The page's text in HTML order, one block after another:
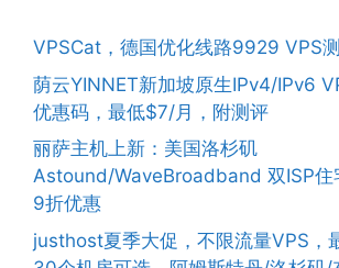
VPSCat，德国优化线路9929 VPS
荫云YINNET新加坡原生IPv4/IPv6
优惠码，最低$7/月，附测评
丽萨主机上新：美国洛杉矶
Astound/WaveBroadband 双ISP住
9折优惠
justhost夏季大促，不限流量VPS，